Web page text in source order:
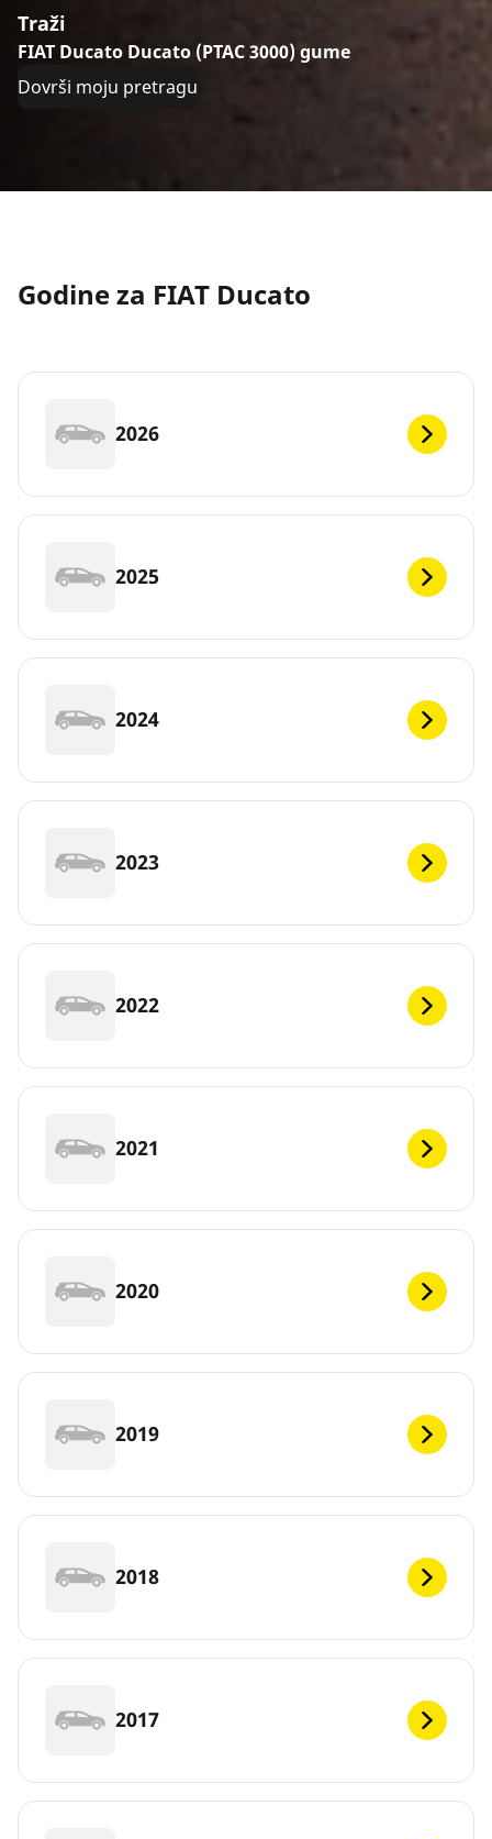
Traži
FIAT Ducato Ducato (PTAC 3000) gume
Dovrši moju pretragu
Godine za FIAT Ducato
2026
2025
2024
2023
2022
2021
2020
2019
2018
2017